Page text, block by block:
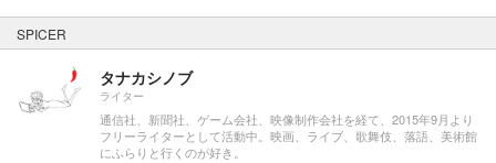
SPICER
タナカシノブ
ライター
通信社、新聞社、ゲーム会社、映像制作会社を経て、2015年9月より
フリーライターとして活動中。映画、ライブ、歌舞伎、落語、美術館
にふらりと行くのが好き。